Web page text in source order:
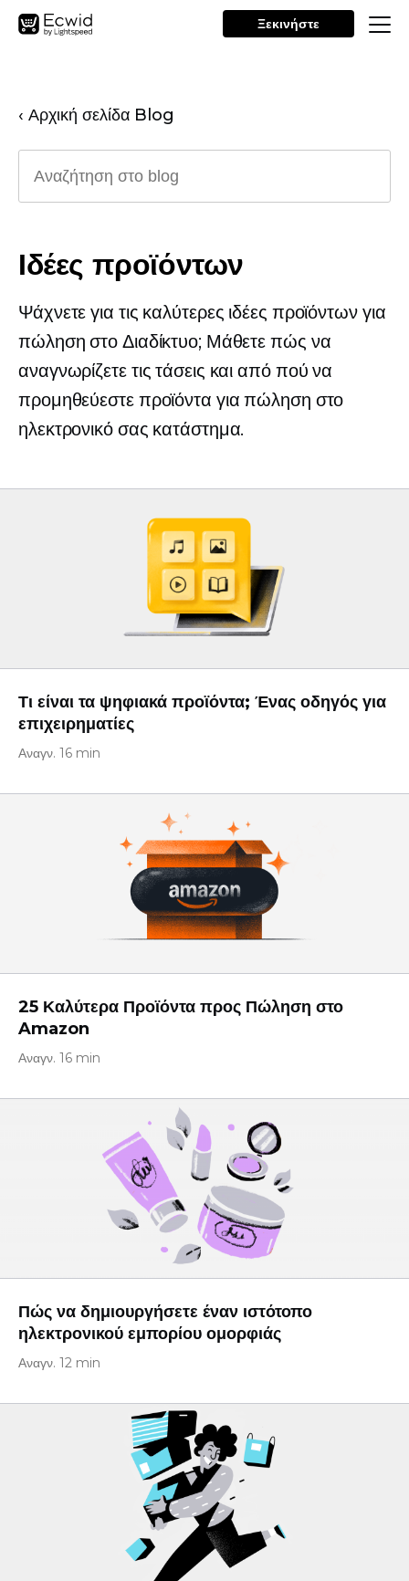
Ξεκινήστε
‹ Αρχική σελίδα Blog
Ιδέες προϊόντων
Ψάχνετε για τις καλύτερες ιδέες προϊόντων για
πώληση στο Διαδίκτυο; Μάθετε πώς να
αναγνωρίζετε τις τάσεις και από πού να
προμηθεύεστε προϊόντα για πώληση στο
ηλεκτρονικό σας κατάστημα.
Τι είναι τα ψηφιακά προϊόντα; Ένας οδηγός για
επιχειρηματίες
Αναγν. 16 min
25 Καλύτερα Προϊόντα προς Πώληση στο
Amazon
Αναγν. 16 min
Πώς να δημιουργήσετε έναν ιστότοπο
ηλεκτρονικού εμπορίου ομορφιάς
Αναγν. 12 min